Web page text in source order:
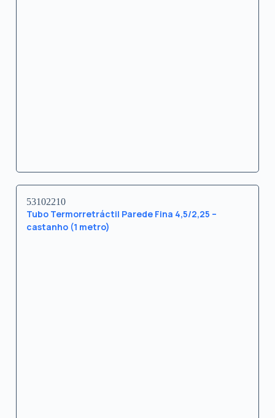
53102210
Tubo Termorretráctil Parede Fina 4,5/2,25 –
castanho (1 metro)